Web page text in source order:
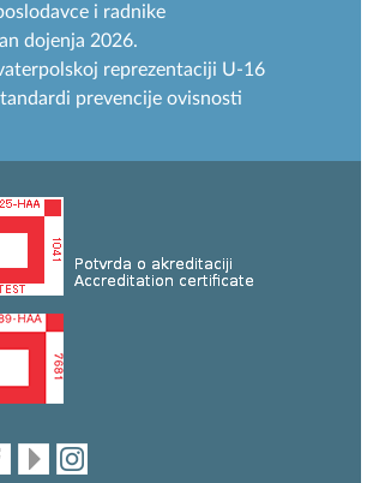
i radnike
dojenja 2026.
reprezentaciji U-16
prevencije ovisnosti